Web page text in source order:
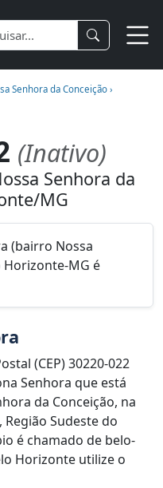
Senhora da Conceição ›
(Inativo)
Senhora da
MG
(bairro Nossa
Horizonte-MG é
(CEP) 30220-022
Senhora que está
da Conceição, na
Sudeste do
é chamado de belo-
Horizonte utilize o